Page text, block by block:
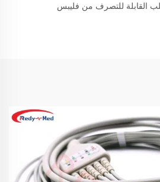
القابلة للتصرف من فليبس